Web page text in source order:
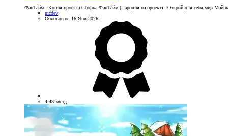
ФанТайм - Копия проекта Сборка ФанТайм (Пародия на проект) - Открой для себя мир
mcdev
Обновлено: 16 Янв 2026
4.48 звёзд